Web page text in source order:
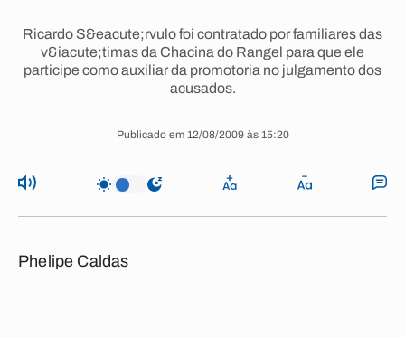
Ricardo S&eacute;rvulo foi contratado por familiares das
v&iacute;timas da Chacina do Rangel para que ele
participe como auxiliar da promotoria no julgamento dos
acusados.
Publicado em 12/08/2009 às 15:20
Phelipe Caldas